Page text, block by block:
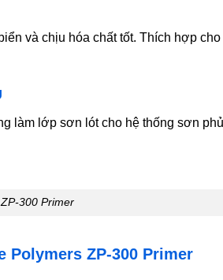
và chịu hóa chất tốt. Thích hợp cho
làm lớp sơn lót cho hệ thống sơn phủ
300 Primer
Polymers ZP-300 Primer